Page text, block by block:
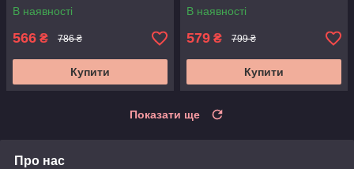
В наявності
566 ₴ 786 ₴
Купити
В наявності
579 ₴ 799 ₴
Купити
Показати ще
Про нас